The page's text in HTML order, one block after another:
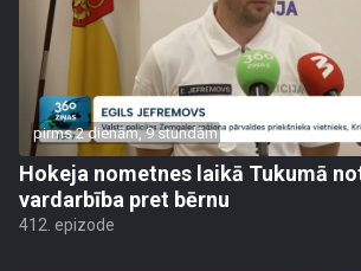
pirms 2 dienām, 9 stundām
Hokeja nometnes laikā Tukumā
vardarbība pret bērnu
412. epizode